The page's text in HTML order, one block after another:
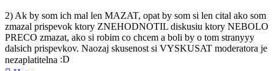
2) Ak by som ich mal len MAZAT, opat by som si len cital ako som
zmazal prispevok ktory ZNEHODNOTIL diskusiu ktory NEBOLO
PRECO zmazat, ako si robim co chcem a boli by o tom stranyyy
dalsich prispevkov. Naozaj skusenost si VYSKUSAT moderatora je
nezaplatitelna